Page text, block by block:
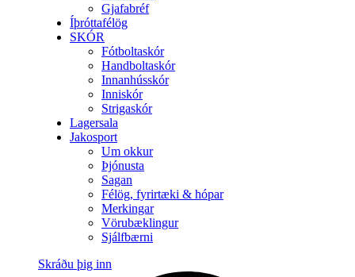
Gjafabréf
Íþróttafélög
SKÓR
Fótboltaskór
Handboltaskór
Innanhússkór
Inniskór
Strigaskór
Lagersala
Jakosport
Um okkur
Þjónusta
Sagan
Félög, fyrirtæki & hópar
Merkingar
Vörubæklingur
Sjálfbærni
Skráðu þig inn